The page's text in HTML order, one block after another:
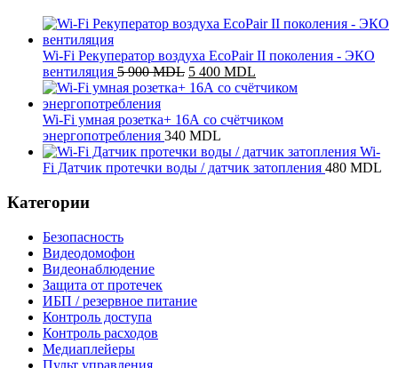
Wi-Fi Рекуператор воздуха EcoPair II поколения - ЭКО
вентиляция 5 900MDL Первоначальная
цена
5
900 MDL.
5 400 MDL
цена:
400 MDL.
Wi-Fi умная розетка+ 16А со счётчиком
энергопотребления 340 MDL
Wi-
Fi Датчик протечки воды / датчик затопления 480 MDL
Категории
Безопасность
Видеодомофон
Видеонаблюдение
Защита от протечек
ИБП / резервное питание
Контроль доступа
Контроль расходов
Медиаплейеры
Пульт управления